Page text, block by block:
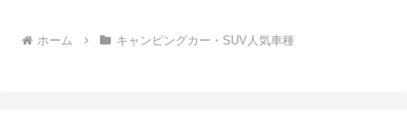
ホーム キャンピングカー・SUV人気車種